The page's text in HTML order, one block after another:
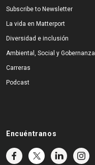
Subscribe to Newsletter
La vida en Matterport
Diversidad e inclusión
Ambiental, Social y Gobernanza
Carreras
Podcast
Encuéntranos